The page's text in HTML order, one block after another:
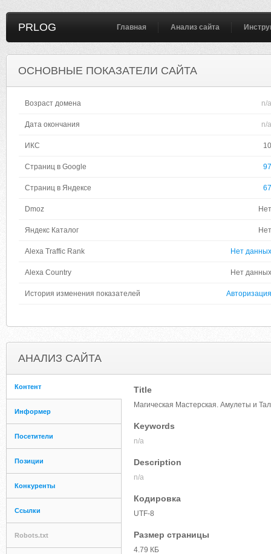
PRLOG Главная Анализ сайта
ОСНОВНЫЕ ПОКАЗАТЕЛИ САЙТА
Возраст домена n/a
Дата окончания n/a
ИКС 10
Страниц в Google 97
Страниц в Яндексе 67
Dmoz Нет
Яндекс Каталог Нет
Alexa Traffic Rank Нет данных
Alexa Country Нет данных
История изменения показателей Авторизация
АНАЛИЗ САЙТА
Контент
Информер
Посетители
Позиции
Конкуренты
Ссылки
Robots.txt
Title
Магическая Мастерская. Амулеты и
Keywords
n/a
Description
n/a
Кодировка
UTF-8
Размер страницы
4.79 КБ